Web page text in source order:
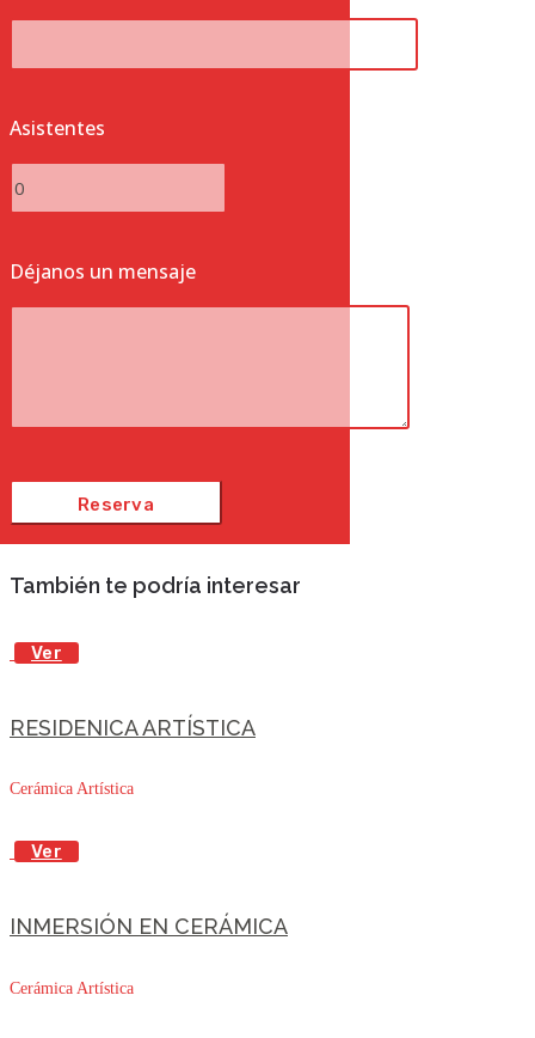
Asistentes
Déjanos un mensaje
También te podría interesar
Ver
RESIDENICA ARTÍSTICA
Cerámica Artística
Ver
INMERSIÓN EN CERÁMICA
Cerámica Artística